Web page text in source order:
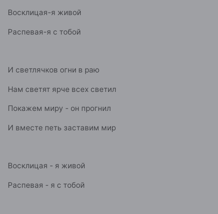
Восклицая-я живой
Распевая-я с тобой
И светлячков огни в раю
Нам светят ярче всех светил
Покажем миру - он прогнил
И вместе петь заставим мир
Восклицая - я живой
Распевая - я с тобой